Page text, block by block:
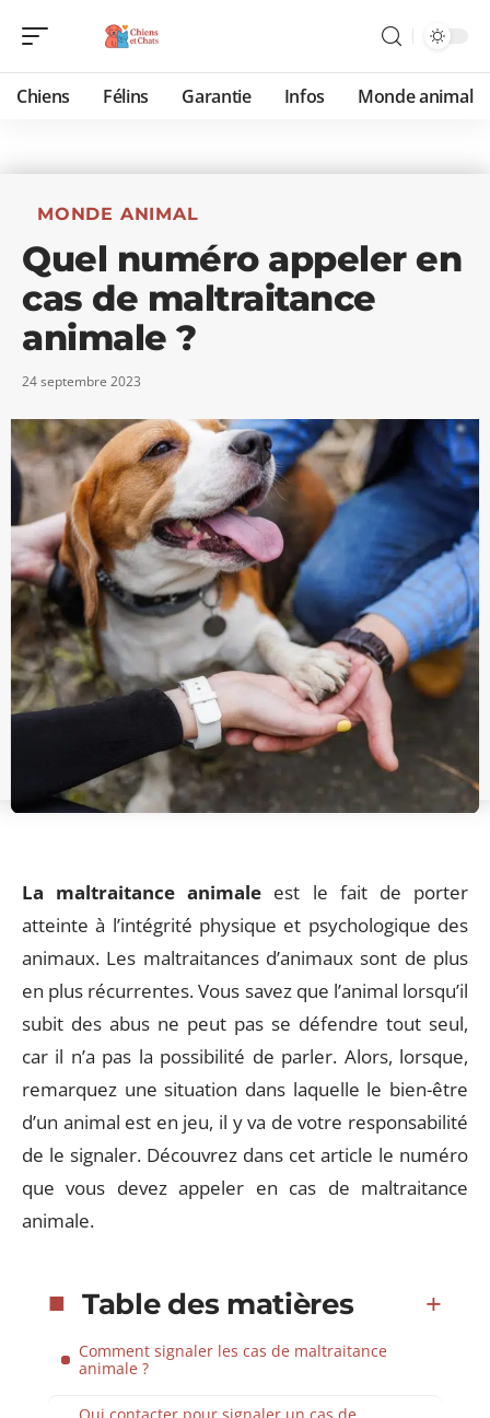
Chiens Félins Garantie Infos Monde animal
MONDE ANIMAL
Quel numéro appeler en
cas de maltraitance
animale ?
24 septembre 2023
La maltraitance animale est le fait de porter
atteinte à l’intégrité physique et psychologique des
animaux. Les maltraitances d’animaux sont de plus
en plus récurrentes. Vous savez que l’animal lorsqu’il
subit des abus ne peut pas se défendre tout seul,
car il n’a pas la possibilité de parler. Alors, lorsque,
remarquez une situation dans laquelle le bien-être
d’un animal est en jeu, il y va de votre responsabilité
de le signaler. Découvrez dans cet article le numéro
que vous devez appeler en cas de maltraitance
animale.
Table des matières
Comment signaler les cas de maltraitance
animale ?
Qui contacter pour signaler un cas de